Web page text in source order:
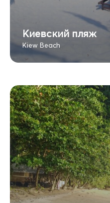
Киевский пляж
Kiew Beach